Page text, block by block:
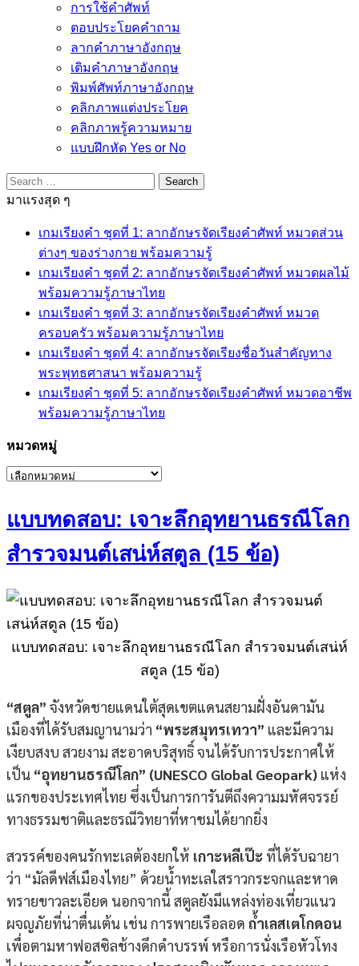
การใช้คำศัพท์
ตอบประโยคคำถาม
ลากคำภาษาอังกฤษ
เติมคำภาษาอังกฤษ
พิมพ์ศัพท์ภาษาอังกฤษ
คลิกภาพแต่งประโยค
คลิกภาพรู้ความหมาย
แบบฝึกหัด Yes or No
Search
for:
มาแรงสุด ๆ
เกมเรียงคำ ชุดที่ 1: ลากอักษรจัดเรียงคำศัพท์ หมวดส่วน
ต่างๆ ของร่างกาย พร้อมความรู้
เกมเรียงคำ ชุดที่ 2: ลากอักษรจัดเรียงคำศัพท์ หมวดผลไม้
พร้อมความรู้ภาษาไทย
เกมเรียงคำ ชุดที่ 3: ลากอักษรจัดเรียงคำศัพท์ หมวด
ครอบครัว พร้อมความรู้ภาษาไทย
เกมเรียงคำ ชุดที่ 4: ลากอักษรจัดเรียงชื่อวันสำคัญทาง
พระพุทธศาสนา พร้อมความรู้
เกมเรียงคำ ชุดที่ 5: ลากอักษรจัดเรียงคำศัพท์ หมวดอาชีพ
พร้อมความรู้ภาษาไทย
หมวดหมู่
หมวด
แบบทดสอบ: เจาะลึกอุทยานธรณีโลก
สำรวจมนต์เสน่ห์สตูล (15 ข้อ)
แบบทดสอบ: เจาะลึกอุทยานธรณีโลก สำรวจมนต์เสน่ห์
สตูล (15 ข้อ)
“สตูล” จังหวัดชายแดนใต้สุดเขตแดนสยามฝั่งอันดามัน
เมืองที่ได้รับสมญานามว่า “พระสมุทรเทวา” และมีความ
เงียบสงบ สวยงาม สะอาดบริสุทธิ์ จนได้รับการประกาศให้
เป็น “อุทยานธรณีโลก” (UNESCO Global Geopark) แห่ง
แรกของประเทศไทย ซึ่งเป็นการการันตีถึงความมหัศจรรย์
ทางธรรมชาติและธรณีวิทยาที่หาชมได้ยากยิ่ง
สวรรค์ของคนรักทะเลต้องยกให้ เกาะหลีเป๊ะ ที่ได้รับฉายา
ว่า “มัลดีฟส์เมืองไทย” ด้วยน้ำทะเลใสราวกระจกและหาด
ทรายขาวละเอียด นอกจากนี้ สตูลยังมีแหล่งท่องเที่ยวแนว
ผจญภัยที่น่าตื่นเต้น เช่น การพายเรือลอด ถ้ำเลสเตโกดอน
เพื่อตามหาฟอสซิลช้างดึกดำบรรพ์ หรือการนั่งเรือหัวโทง